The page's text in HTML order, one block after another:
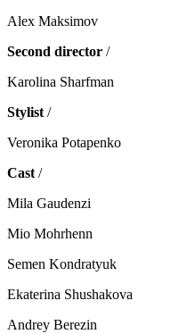
Alex Maksimov
Second director /
Karolina Sharfman
Stylist /
Veronika Potapenko
Cast /
Mila Gaudenzi
Mio Mohrhenn
Semen Kondratyuk
Ekaterina Shushakova
Andrey Berezin